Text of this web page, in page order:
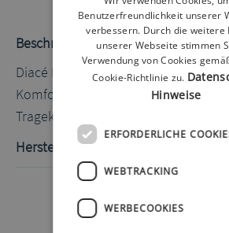
Beschreibung
Diacé Komfort-Armband natürlich/
Komfort Armband bietet Ihnen
Tragekomfort und ist ideal zum
Hersteller-Informationen
Benutzerfreundlichkeit unserer
verbessern. Durch die weitere
unserer Webseite stimmen
Verwendung von Cookies
Cookie-Richtlinie zu.
Hinweise
ERFORDERLICHE
WEBTRACKING
WERBECOOKIES